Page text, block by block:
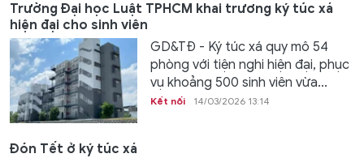
Trường Đại học Luật TPHCM khai trương ký túc xá
hiện đại cho sinh viên
GD&TĐ - Ký túc xá quy mô 54
phòng với tiện nghi hiện đại, phục
vụ khoảng 500 sinh viên vừa...
Kết nối 14/03/2026 13:14
Đón Tết ở ký túc xá